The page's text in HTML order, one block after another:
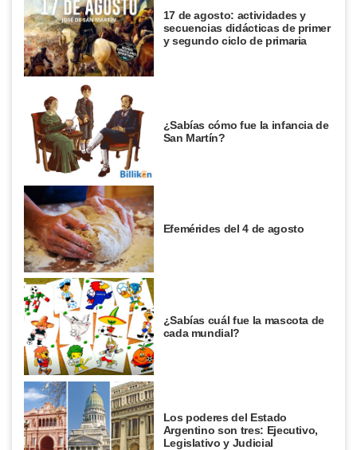
17 de agosto: actividades y
secuencias didácticas de primer
y segundo ciclo de primaria
¿Sabías cómo fue la infancia de
San Martín?
Efemérides del 4 de agosto
¿Sabías cuál fue la mascota de
cada mundial?
Los poderes del Estado
Argentino son tres: Ejecutivo,
Legislativo y Judicial